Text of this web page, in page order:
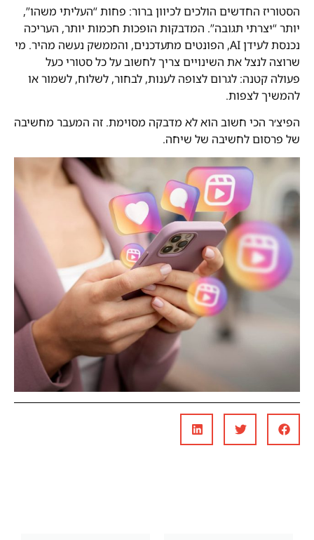
הסטוריז החדשים הולכים לכיוון ברור: פחות “העליתי משהו”,
יותר “יצרתי תגובה”. המדבקות הופכות חכמות יותר, העריכה
נכנסת לעידן AI, הפונטים מתעדכנים, והממשק נעשה מהיר. מי
שרוצה לנצל את השינויים צריך לחשוב על כל סטורי כעל
פעולה קטנה: לגרום לצופה לענות, לבחור, לשלוח, לשמור או
להמשיך לצפות.
הפיצ׳ר הכי חשוב הוא לא מדבקה מסוימת. זה המעבר מחשיבה
של פרסום לחשיבה של שיחה.